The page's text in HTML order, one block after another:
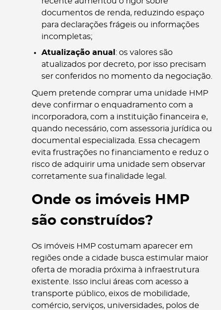
documentos de renda, reduzindo espaço
para declarações frágeis ou informações
incompletas;
Atualização anual : os valores são
atualizados por decreto, por isso precisam
ser conferidos no momento da negociação.
Quem pretende comprar uma unidade HMP
deve confirmar o enquadramento com a
incorporadora, com a instituição financeira e,
quando necessário, com assessoria jurídica ou
documental especializada. Essa checagem
evita frustrações no financiamento e reduz o
risco de adquirir uma unidade sem observar
corretamente sua finalidade legal.
Onde os imóveis HMP
são construídos?
Os imóveis HMP costumam aparecer em
regiões onde a cidade busca estimular maior
oferta de moradia próxima à infraestrutura
existente. Isso inclui áreas com acesso a
transporte público, eixos de mobilidade,
comércio, serviços, universidades, polos de